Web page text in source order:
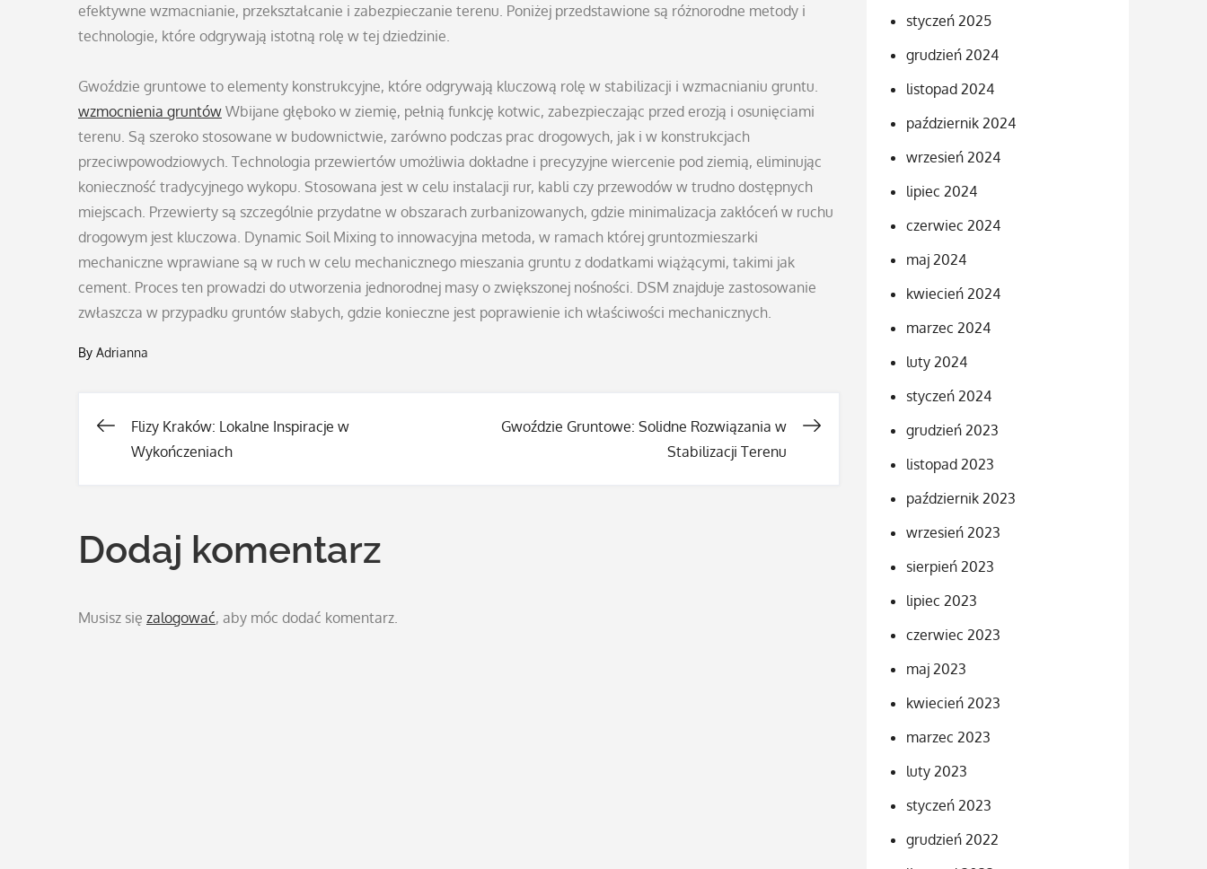
efektywne wzmacnianie, przekształcanie i zabezpieczanie terenu. Poniżej przedstawione są różnorodne metody i
technologie, które odgrywają istotną rolę w tej dziedzinie.
Gwoździe gruntowe to elementy konstrukcyjne, które odgrywają kluczową rolę w stabilizacji i wzmacnianiu gruntu.
wzmocnienia gruntów Wbijane głęboko w ziemię, pełnią funkcję kotwic, zabezpieczając przed erozją i osunięciami
terenu. Są szeroko stosowane w budownictwie, zarówno podczas prac drogowych, jak i w konstrukcjach
przeciwpowodziowych. Technologia przewiertów umożliwia dokładne i precyzyjne wiercenie pod ziemią, eliminując
konieczność tradycyjnego wykopu. Stosowana jest w celu instalacji rur, kabli czy przewodów w trudno dostępnych
miejscach. Przewierty są szczególnie przydatne w obszarach zurbanizowanych, gdzie minimalizacja zakłóceń w ruchu
drogowym jest kluczowa. Dynamic Soil Mixing to innowacyjna metoda, w ramach której gruntozmieszarki
mechaniczne wprawiane są w ruch w celu mechanicznego mieszania gruntu z dodatkami wiążącymi, takimi jak
cement. Proces ten prowadzi do utworzenia jednorodnej masy o zwiększonej nośności. DSM znajduje zastosowanie
zwłaszcza w przypadku gruntów słabych, gdzie konieczne jest poprawienie ich właściwości mechanicznych.
By Adrianna
Nawigacja
Flizy Kraków: Lokalne Inspiracje w
Wykończeniach
Gwoździe Gruntowe: Solidne Rozwiązania w
Stabilizacji Terenu
Dodaj komentarz
Musisz się zalogować, aby móc dodać komentarz.
styczeń 2025
grudzień 2024
listopad 2024
październik 2024
wrzesień 2024
lipiec 2024
czerwiec 2024
maj 2024
kwiecień 2024
marzec 2024
luty 2024
styczeń 2024
grudzień 2023
listopad 2023
październik 2023
wrzesień 2023
sierpień 2023
lipiec 2023
czerwiec 2023
maj 2023
kwiecień 2023
marzec 2023
luty 2023
styczeń 2023
grudzień 2022